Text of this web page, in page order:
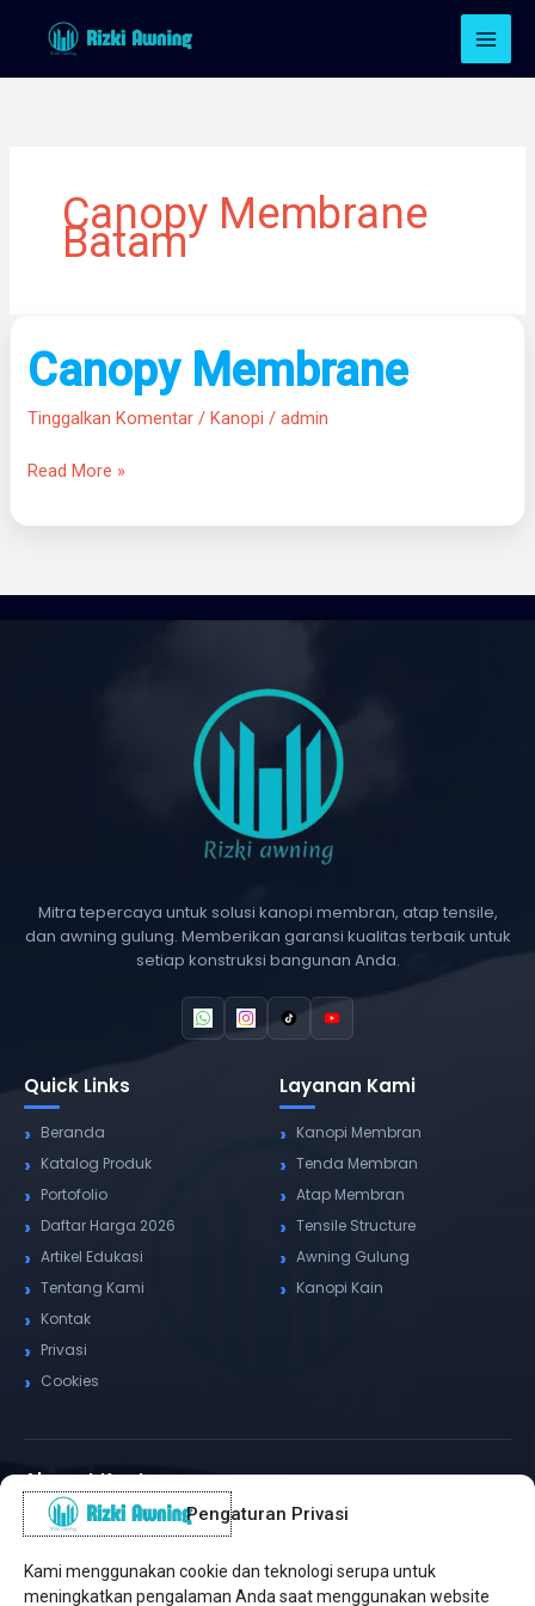
Pengaturan Privasi
Kami menggunakan cookie dan teknologi serupa untuk
meningkatkan pengalaman Anda saat menggunakan website
Canopy Membrane
Batam
Canopy Membrane
Tinggalkan Komentar /Kanopi /admin
Canopy
Membrane
Read More »
Mitra tepercaya untuk solusi kanopi membran, atap tensile,
dan awning gulung. Memberikan garansi kualitas terbaik untuk
setiap konstruksi bangunan Anda.
Quick Links
Beranda
Katalog Produk
Portofolio
Daftar Harga 2026
Artikel Edukasi
Tentang Kami
Kontak
Privasi
Cookies
Layanan Kami
Kanopi Membran
Tenda Membran
Atap Membran
Tensile Structure
Awning Gulung
Kanopi Kain
Alamat Kantor
✆ WhatsApp / Telepon
Pusat Sukabumi